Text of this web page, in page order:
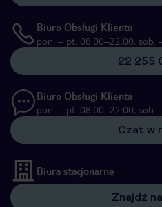
Biuro Obsługi Klienta
pon. – pt. 08:00–22:00, sob.
22 255
Biuro Obsługi Klienta
pon. – pt. 08:00–22:00, sob.
Czat w
Biura stacjonarne
Znajdź